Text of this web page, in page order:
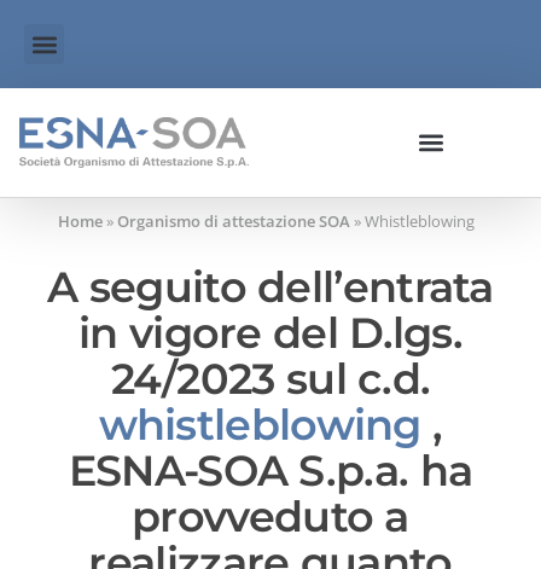
Home » Organismo di attestazione SOA »Whistleblowing
A seguito dell’entrata
in vigore del D.lgs.
24/2023 sul c.d.
whistleblowing ,
ESNA-SOA S.p.a. ha
provveduto a